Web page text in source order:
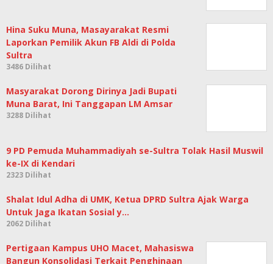
Hina Suku Muna, Masayarakat Resmi
Laporkan Pemilik Akun FB Aldi di Polda
Sultra
3486 Dilihat
Masyarakat Dorong Dirinya Jadi Bupati
Muna Barat, Ini Tanggapan LM Amsar
3288 Dilihat
9 PD Pemuda Muhammadiyah se-Sultra Tolak Hasil Muswil
ke-IX di Kendari
2323 Dilihat
Shalat Idul Adha di UMK, Ketua DPRD Sultra Ajak Warga
Untuk Jaga Ikatan Sosial y…
2062 Dilihat
Pertigaan Kampus UHO Macet, Mahasiswa
Bangun Konsolidasi Terkait Penghinaan